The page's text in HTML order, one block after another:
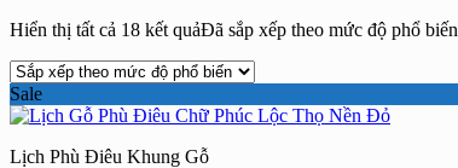
Hiển thị tất cả 18 kết quảĐã sắp xếp theo mức độ phổ biến
Sale
Lịch Phù Điêu Khung Gỗ